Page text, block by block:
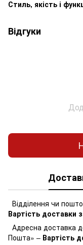
Стиль, якість і
Відгуки
Відділення чи
Вартість доставки
Адресна доставка
Пошта» – Вартість